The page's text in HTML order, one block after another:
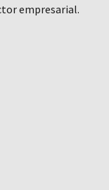
empresarial.